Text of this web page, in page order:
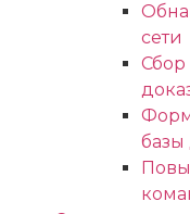
сети
Сбор
базы